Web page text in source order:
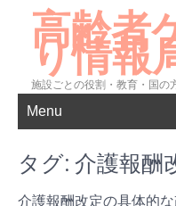
高齢者
り情報
施設ごとの役割・教育・国の
Menu
タグ: 介護報酬
介護報酬改定の具体的